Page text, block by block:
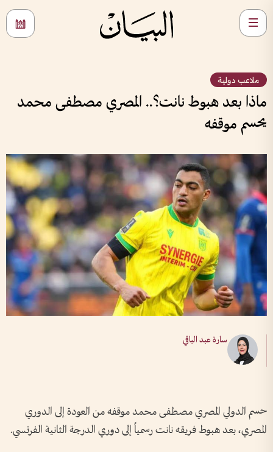
ملاعب دولية
ماذا بعد هبوط نانت؟.. المصري مصطفى محمد
يحسم موقفه
سارة عبد الباقي
حسم الدولي المصري مصطفى محمد موقفه من العودة إلى الدوري
المصري، بعد هبوط فريقه نانت رسمياً إلى دوري الدرجة الثانية الفرنسي.